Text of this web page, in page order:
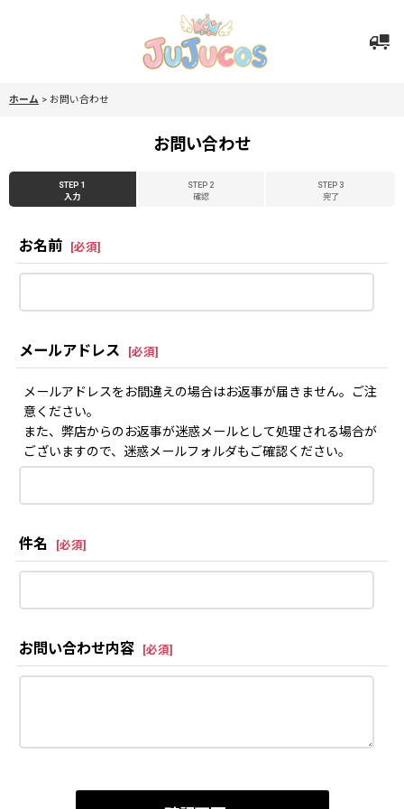
ホーム > お問い合わせ
お問い合わせ
STEP 1
入力
STEP 2
確認
STEP 3
完了
お名前 [必須]
メールアドレス [必須]
メールアドレスをお間違えの場合はお返事が届きません。ご注
意ください。
また、弊店からのお返事が迷惑メールとして処理される場合が
ございますので、迷惑メールフォルダもご確認ください。
件名 [必須]
お問い合わせ内容 [必須]